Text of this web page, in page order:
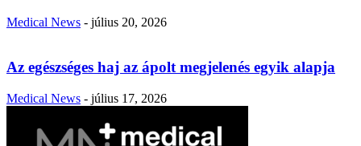
Medical News - július 20, 2026
Az egészséges haj az ápolt megjelenés egyik alapja
Medical News - július 17, 2026